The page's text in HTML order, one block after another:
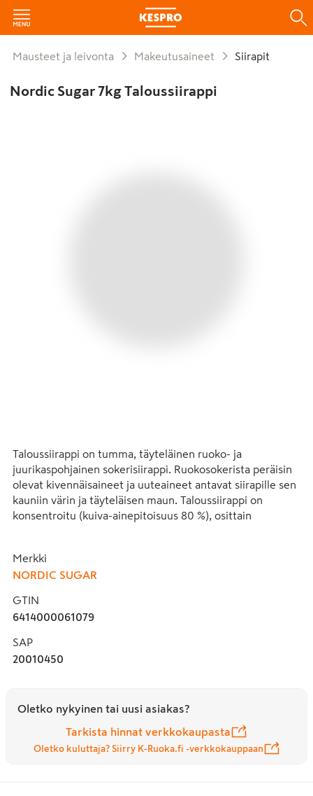
Mausteet ja leivonta Makeutusaineet Siirapit
Nordic Sugar 7kg Taloussiirappi
Taloussiirappi on tumma, täyteläinen ruoko- ja
juurikaspohjainen sokerisiirappi. Ruokosokerista peräisin
olevat kivennäisaineet ja uuteaineet antavat siirapille sen
kauniin värin ja täyteläisen maun. Taloussiirappi on
konsentroitu (kuiva-ainepitoisuus 80 %), osittain
kivennäisaineiden yhdistelmä parantavat lopputuotteiden
säilyvyyttä. Taloussiirappi antaa lopputuotteelle
Taloussiirappia käytetään leipomotuotteissa, esimerkiksi
ruokaleivissä, kahvileivissä, pikkuleivissä ja piparkakuissa.
Sitä käytetään myös makeisissa, esimerkiksi lakritsi ja
fudge, eineksissä, kastikkeissa ja marinadeissa.
Merkki
NORDIC SUGAR
GTIN
6414000061079
SAP
20010450
Oletko nykyinen tai uusi asiakas?
Tarkista hinnat verkkokaupasta
Oletko kuluttaja? Siirry K-Ruoka.fi -verkkokauppaan